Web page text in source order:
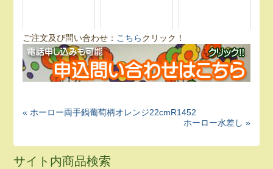
ご注文及び問い合わせ： こちらクリック！
« ホーロー両手鍋葡萄柄オレンジ22cmR1452
ホーロー水差し »
サイト内商品検索